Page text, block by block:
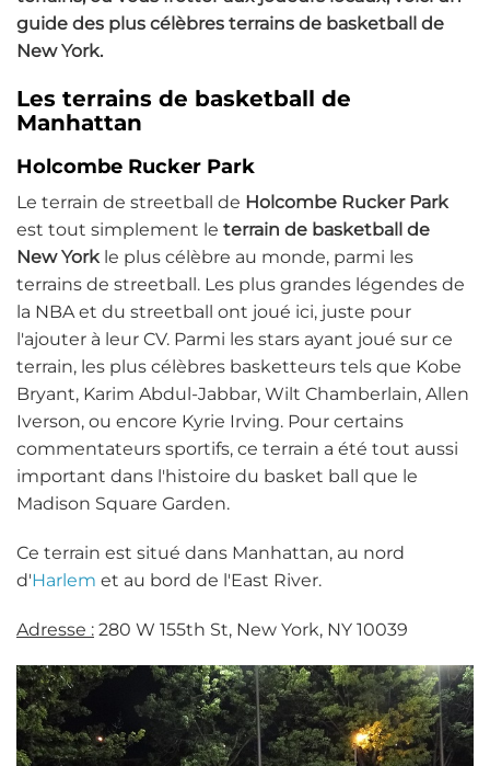
guide des plus célèbres terrains de basketball de
New York.
Les terrains de basketball de
Manhattan
Holcombe Rucker Park
Le terrain de streetball de Holcombe Rucker Park
est tout simplement le terrain de basketball de
New Yorkle plus célèbre au monde, parmi les
terrains de streetball. Les plus grandes légendes de
la NBA et du streetball ont joué ici, juste pour
l'ajouter à leur CV. Parmi les stars ayant joué sur ce
terrain, les plus célèbres basketteurs tels que Kobe
Bryant, Karim Abdul-Jabbar, Wilt Chamberlain, Allen
Iverson, ou encore Kyrie Irving. Pour certains
commentateurs sportifs, ce terrain a été tout aussi
important dans l'histoire du basket ball que le
Madison Square Garden.
Ce terrain est situé dans Manhattan, au nord
d'Harlem et au bord de l'East River.
Adresse : 280 W 155th St, New York, NY 10039